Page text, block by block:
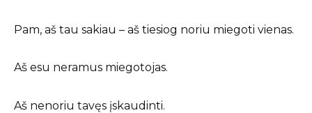
Pam, aš tau sakiau – aš tiesiog noriu miegoti vienas.
Aš esu neramus miegotojas.
Aš nenoriu tavęs įskaudinti.